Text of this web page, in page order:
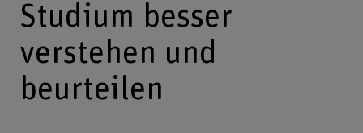
Studium besser
verstehen und
beurteilen